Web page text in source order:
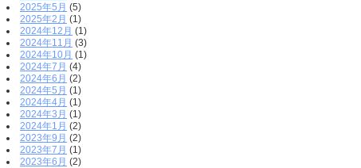
2025年5月 (5)
2025年2月 (1)
2024年12月 (1)
2024年11月 (3)
2024年10月 (1)
2024年7月 (4)
2024年6月 (2)
2024年5月 (1)
2024年4月 (1)
2024年3月 (1)
2024年1月 (2)
2023年9月 (2)
2023年7月 (1)
2023年6月 (2)